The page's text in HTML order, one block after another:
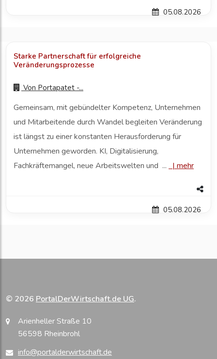
05.08.2026
Starke Partnerschaft für erfolgreiche
Veränderungsprozesse
Von Portapatet -...
Gemeinsam, mit gebündelter Kompetenz, Unternehmen
und Mitarbeitende durch Wandel begleiten Veränderung
ist längst zu einer konstanten Herausforderung für
Unternehmen geworden. KI, Digitalisierung,
Fachkräftemangel, neue Arbeitswelten und ...
| mehr
05.08.2026
© 2026 PortalDerWirtschaft.de UG.
Arienheller Straße 10
56598 Rheinbrohl
info@portalderwirtschaft.de